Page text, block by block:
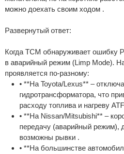
можно доехать своим ходом .
Развернутый ответ:
Когда TCM обнаруживает ошибку
в аварийный режим (Limp Mode).
проявляется по-разному:
• **На Toyota/Lexus** –
гидротрансформатора, что
расходу топлива и нагреву
• **На Nissan/Mitsubishi** –
передачу (аварийный режим),
возможны рывки .
• **На большинстве